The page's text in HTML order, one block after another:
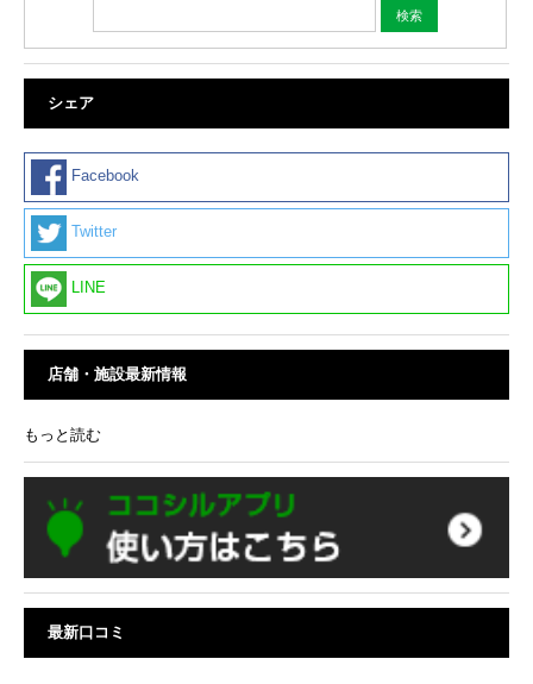
シェア
Facebook
Twitter
LINE
店舗・施設最新情報
もっと読む
最新口コミ